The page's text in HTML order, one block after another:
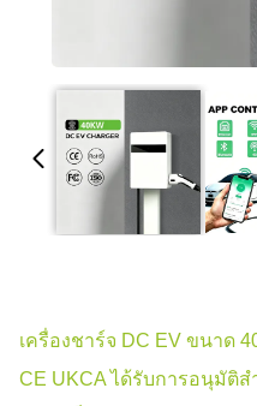
เครื่องชาร์จ DC EV ขนาด
CE UKCA ได้รับการอนุมัติ